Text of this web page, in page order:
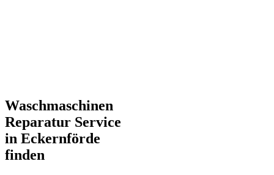
Waschmaschinen
Reparatur Service
in Eckernförde
finden